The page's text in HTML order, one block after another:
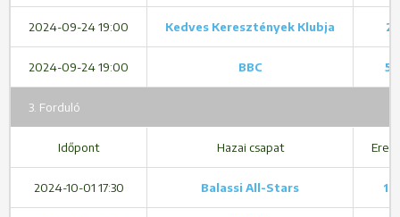
2024-09-24 19:00 Kedves Keresztények Klubja 2
2024-09-24 19:00 BBC 5
3. Forduló
Időpont Hazai csapat
2024-10-01 17:30 Balassi All-Stars 1 -